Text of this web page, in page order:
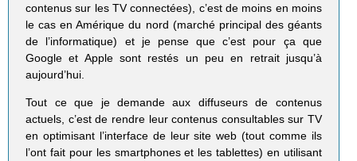
contenus sur les TV connectées), c’est de moins en moins
le cas en Amérique du nord (marché principal des géants
de l’informatique) et je pense que c’est pour ça que
Google et Apple sont restés un peu en retrait jusqu’à
aujourd’hui.
Tout ce que je demande aux diffuseurs de contenus
actuels, c’est de rendre leur contenus consultables sur TV
en optimisant l’interface de leur site web (tout comme ils
l’ont fait pour les smartphones et les tablettes) en utilisant